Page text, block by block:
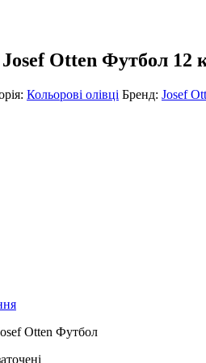
Josef Otten Футбол 12
Кольорові олівці Бренд: Josef
Otten Футбол